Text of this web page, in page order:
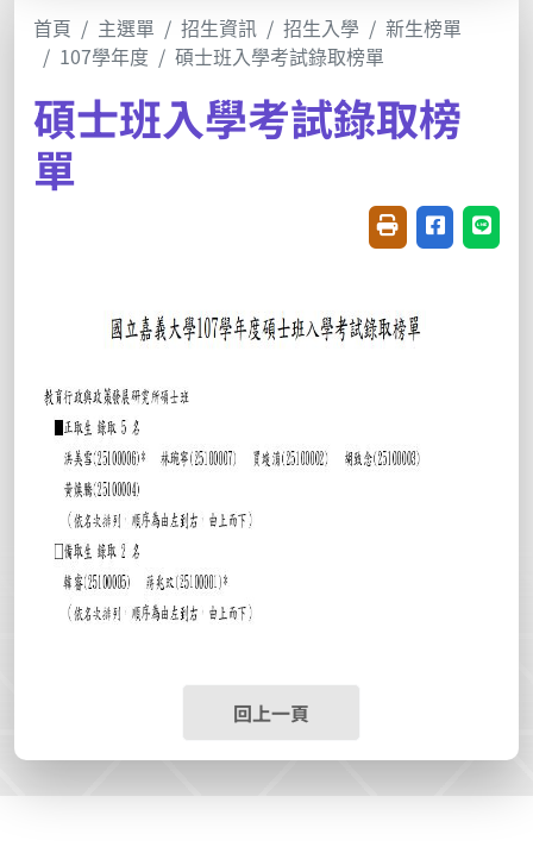
首頁 主選單 招生資訊 招生入學
新生榜單
107學年度
碩士班入學考試錄取榜單
碩士班入學考試錄取榜
單
友善列印(開新視
分享至臉書
分享
回上一頁